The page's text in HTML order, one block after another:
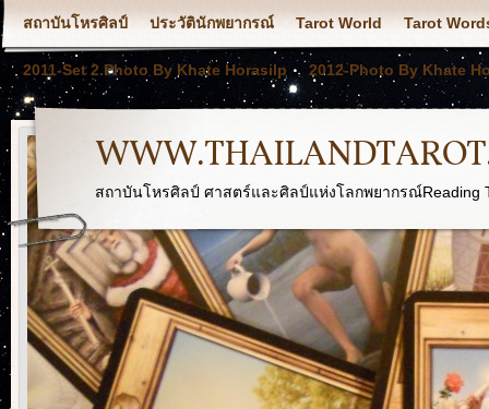
สถาบันโหรศิลป์ ประวัตินักพยากรณ์ Tarot World Tarot
2011-Set 2.Photo By Khate Horasilp 2012-Photo By Khate
สถาบันโหรศิลป์ ศาสตร์และศิลป์แห่งโลกพยากรณ์Reading